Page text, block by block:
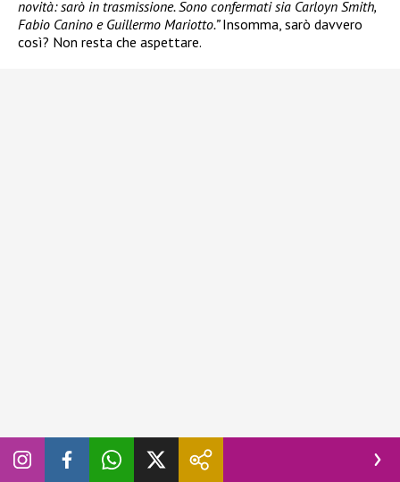
novità: sarò in trasmissione. Sono confermati sia Carloyn Smith,
Fabio Canino e Guillermo Mariotto.”Insomma, sarò davvero
così? Non resta che aspettare.